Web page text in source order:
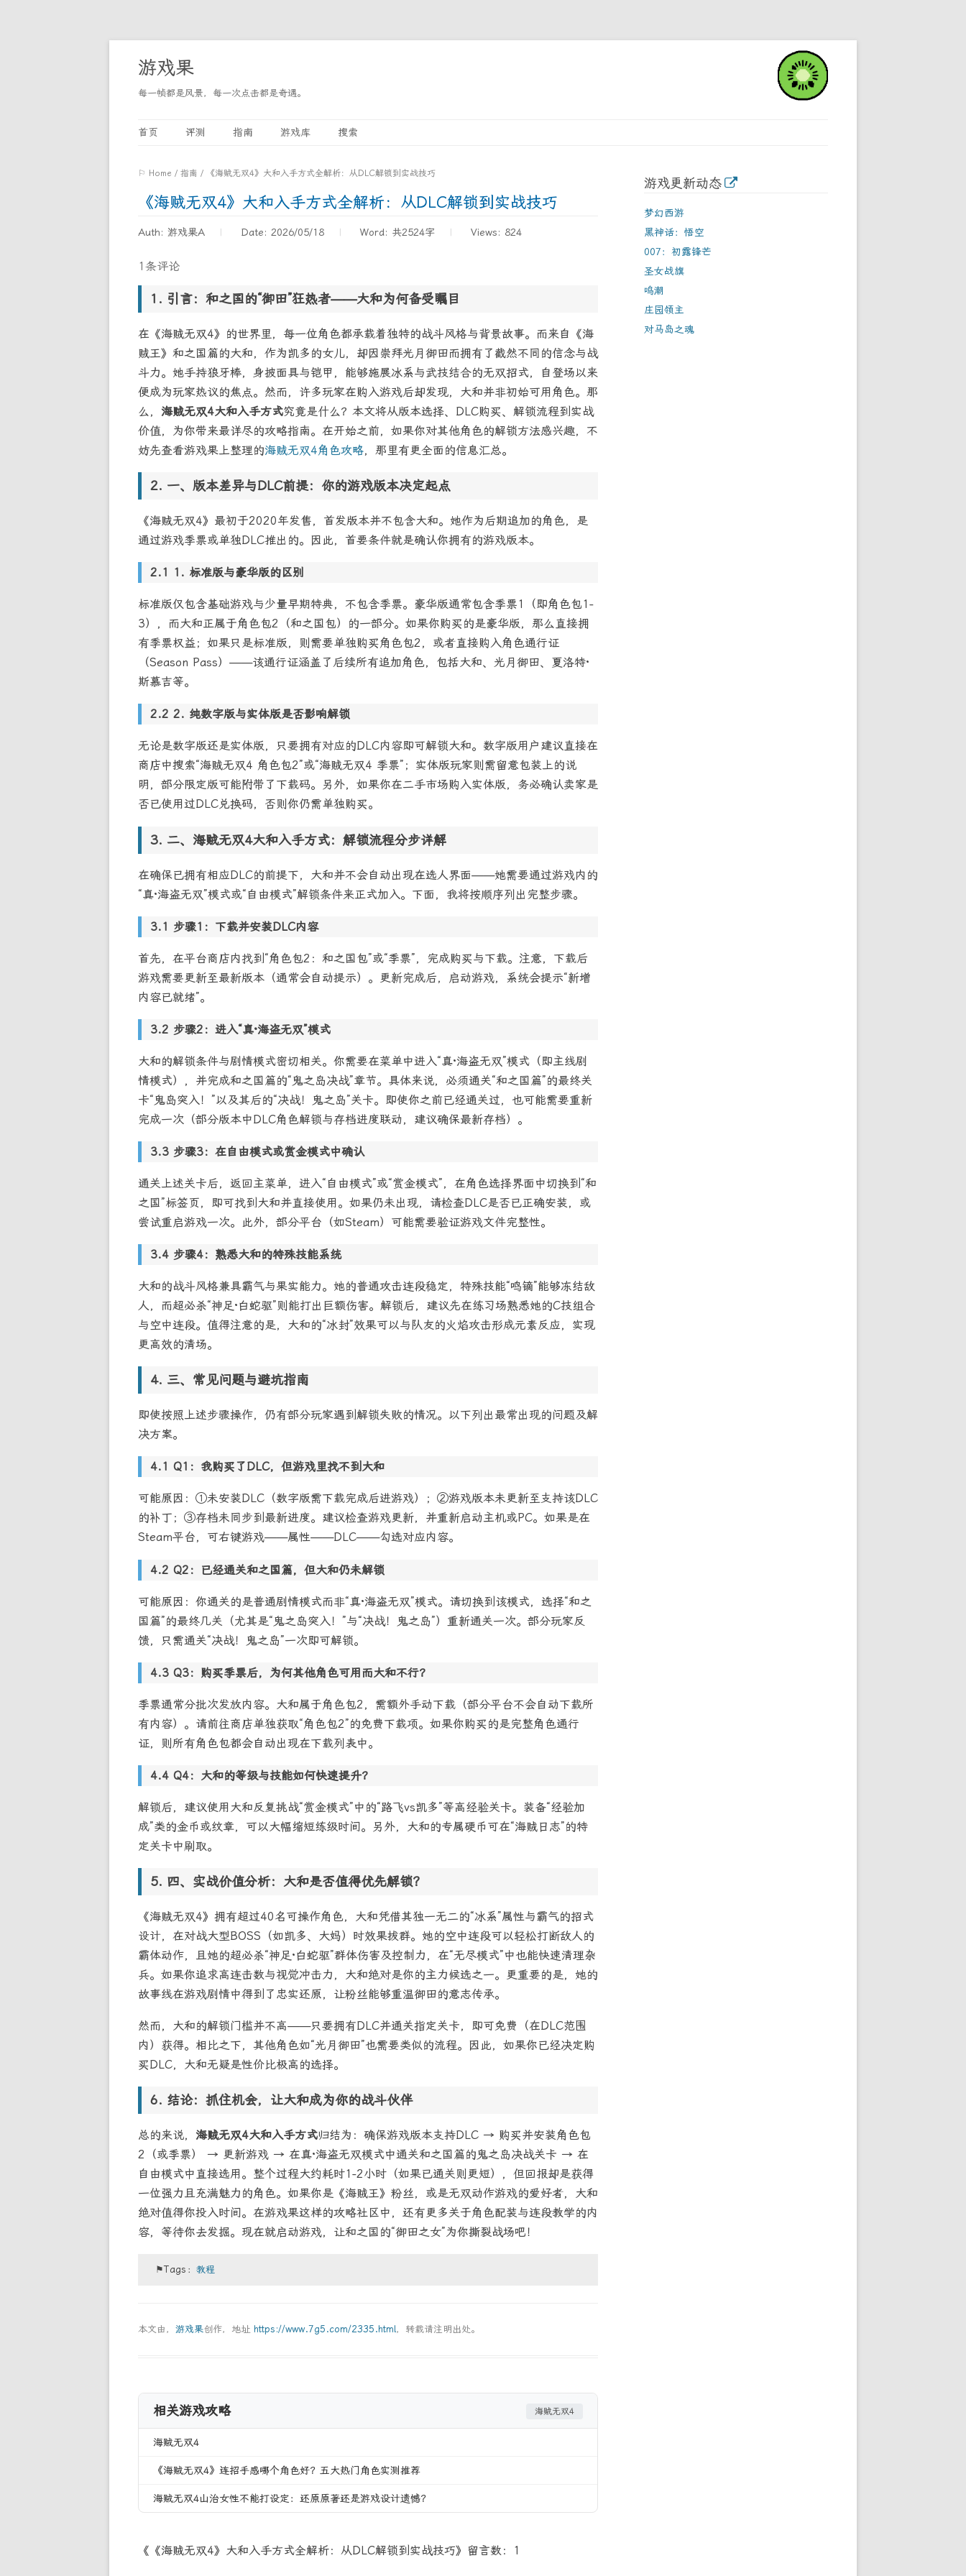
游戏果
每一帧都是风景，每一次点击都是奇遇。
首页 评测 指南 游戏库 搜索
⚐ Home / 指南 / 《海贼无双4》大和入手方式全解析：从DLC解锁到实战技巧
《海贼无双4》大和入手方式全解析：从DLC解锁到实战技巧
Auth: 游戏果A Date: 2026/05/18 Word: 共2524字 Views: 824
1条评论
引言：和之国的“御田”狂热者——大和为何备受瞩目
在《海贼无双4》的世界里，每一位角色都承载着独特的战斗风格与背景故事。而来自《海
贼王》和之国篇的大和，作为凯多的女儿，却因崇拜光月御田而拥有了截然不同的信念与战
斗力。她手持狼牙棒，身披面具与铠甲，能够施展冰系与武技结合的无双招式，自登场以来
便成为玩家热议的焦点。然而，许多玩家在购入游戏后却发现，大和并非初始可用角色。那
么， 海贼无双4大和入手方式究竟是什么？本文将从版本选择、DLC购买、解锁流程到实战
价值，为你带来最详尽的攻略指南。在开始之前，如果你对其他角色的解锁方法感兴趣，不
妨先查看游戏果上整理的海贼无双4角色攻略，那里有更全面的信息汇总。
一、版本差异与DLC前提：你的游戏版本决定起点
《海贼无双4》最初于2020年发售，首发版本并不包含大和。她作为后期追加的角色，是
通过游戏季票或单独DLC推出的。因此，首要条件就是确认你拥有的游戏版本。
1. 标准版与豪华版的区别
标准版仅包含基础游戏与少量早期特典，不包含季票。豪华版通常包含季票1（即角色包1-
3），而大和正属于角色包2（和之国包）的一部分。如果你购买的是豪华版，那么直接拥
有季票权益；如果只是标准版，则需要单独购买角色包2，或者直接购入角色通行证
（Season Pass）——该通行证涵盖了后续所有追加角色，包括大和、光月御田、夏洛特·
斯慕吉等。
2. 纯数字版与实体版是否影响解锁
无论是数字版还是实体版，只要拥有对应的DLC内容即可解锁大和。数字版用户建议直接在
商店中搜索“海贼无双4 角色包2”或“海贼无双4 季票”；实体版玩家则需留意包装上的说
明，部分限定版可能附带了下载码。另外，如果你在二手市场购入实体版，务必确认卖家是
否已使用过DLC兑换码，否则你仍需单独购买。
二、海贼无双4大和入手方式：解锁流程分步详解
在确保已拥有相应DLC的前提下，大和并不会自动出现在选人界面——她需要通过游戏内的
“真·海盗无双”模式或“自由模式”解锁条件来正式加入。下面，我将按顺序列出完整步骤。
步骤1：下载并安装DLC内容
首先，在平台商店内找到“角色包2：和之国包”或“季票”，完成购买与下载。注意，下载后
游戏需要更新至最新版本（通常会自动提示）。更新完成后，启动游戏，系统会提示“新增
内容已就绪”。
步骤2：进入“真·海盗无双”模式
大和的解锁条件与剧情模式密切相关。你需要在菜单中进入“真·海盗无双”模式（即主线剧
情模式），并完成和之国篇的“鬼之岛决战”章节。具体来说，必须通关“和之国篇”的最终关
卡“鬼岛突入！”以及其后的“决战！鬼之岛”关卡。即使你之前已经通关过，也可能需要重新
完成一次（部分版本中DLC角色解锁与存档进度联动，建议确保最新存档）。
步骤3：在自由模式或赏金模式中确认
通关上述关卡后，返回主菜单，进入“自由模式”或“赏金模式”，在角色选择界面中切换到“和
之国”标签页，即可找到大和并直接使用。如果仍未出现，请检查DLC是否已正确安装，或
尝试重启游戏一次。此外，部分平台（如Steam）可能需要验证游戏文件完整性。
步骤4：熟悉大和的特殊技能系统
大和的战斗风格兼具霸气与果实能力。她的普通攻击连段稳定，特殊技能“鸣镝”能够冻结敌
人，而超必杀“神足·白蛇驱”则能打出巨额伤害。解锁后，建议先在练习场熟悉她的C技组合
与空中连段。值得注意的是，大和的“冰封”效果可以与队友的火焰攻击形成元素反应，实现
更高效的清场。
三、常见问题与避坑指南
即使按照上述步骤操作，仍有部分玩家遇到解锁失败的情况。以下列出最常出现的问题及解
决方案。
Q1：我购买了DLC，但游戏里找不到大和
可能原因：①未安装DLC（数字版需下载完成后进游戏）；②游戏版本未更新至支持该DLC
的补丁；③存档未同步到最新进度。建议检查游戏更新，并重新启动主机或PC。如果是在
Steam平台，可右键游戏——属性——DLC——勾选对应内容。
Q2：已经通关和之国篇，但大和仍未解锁
可能原因：你通关的是普通剧情模式而非“真·海盗无双”模式。请切换到该模式，选择“和之
国篇”的最终几关（尤其是“鬼之岛突入！”与“决战！鬼之岛”）重新通关一次。部分玩家反
馈，只需通关“决战！鬼之岛”一次即可解锁。
Q3：购买季票后，为何其他角色可用而大和不行？
季票通常分批次发放内容。大和属于角色包2，需额外手动下载（部分平台不会自动下载所
有内容）。请前往商店单独获取“角色包2”的免费下载项。如果你购买的是完整角色通行
证，则所有角色包都会自动出现在下载列表中。
Q4：大和的等级与技能如何快速提升？
解锁后，建议使用大和反复挑战“赏金模式”中的“路飞vs凯多”等高经验关卡。装备“经验加
成”类的金币或纹章，可以大幅缩短练级时间。另外，大和的专属硬币可在“海贼日志”的特
定关卡中刷取。
四、实战价值分析：大和是否值得优先解锁？
《海贼无双4》拥有超过40名可操作角色，大和凭借其独一无二的“冰系”属性与霸气的招式
设计，在对战大型BOSS（如凯多、大妈）时效果拔群。她的空中连段可以轻松打断敌人的
霸体动作，且她的超必杀“神足·白蛇驱”群体伤害及控制力，在“无尽模式”中也能快速清理杂
兵。如果你追求高连击数与视觉冲击力，大和绝对是你的主力候选之一。更重要的是，她的
故事线在游戏剧情中得到了忠实还原，让粉丝能够重温御田的意志传承。
然而，大和的解锁门槛并不高——只要拥有DLC并通关指定关卡，即可免费（在DLC范围
内）获得。相比之下，其他角色如“光月御田”也需要类似的流程。因此，如果你已经决定购
买DLC，大和无疑是性价比极高的选择。
结论：抓住机会，让大和成为你的战斗伙伴
总的来说， 海贼无双4大和入手方式归结为：确保游戏版本支持DLC → 购买并安装角色包
2（或季票） → 更新游戏 → 在真·海盗无双模式中通关和之国篇的鬼之岛决战关卡 → 在
自由模式中直接选用。整个过程大约耗时1-2小时（如果已通关则更短），但回报却是获得
一位强力且充满魅力的角色。如果你是《海贼王》粉丝，或是无双动作游戏的爱好者，大和
绝对值得你投入时间。在游戏果这样的攻略社区中，还有更多关于角色配装与连段教学的内
容，等待你去发掘。现在就启动游戏，让和之国的“御田之女”为你撕裂战场吧！
⚑Tags：教程
本文由， 游戏果创作，地址 https://www.7g5.com/2335.html，转载请注明出处。
相关游戏攻略 海贼无双4
海贼无双4
《海贼无双4》连招手感哪个角色好？五大热门角色实测推荐
海贼无双4山治女性不能打设定：还原原著还是游戏设计遗憾？
《《海贼无双4》大和入手方式全解析：从DLC解锁到实战技巧》留言数：1
游戏更新动态
梦幻西游
黑神话：悟空
007：初露锋芒
圣女战旗
鸣潮
庄园领主
对马岛之魂